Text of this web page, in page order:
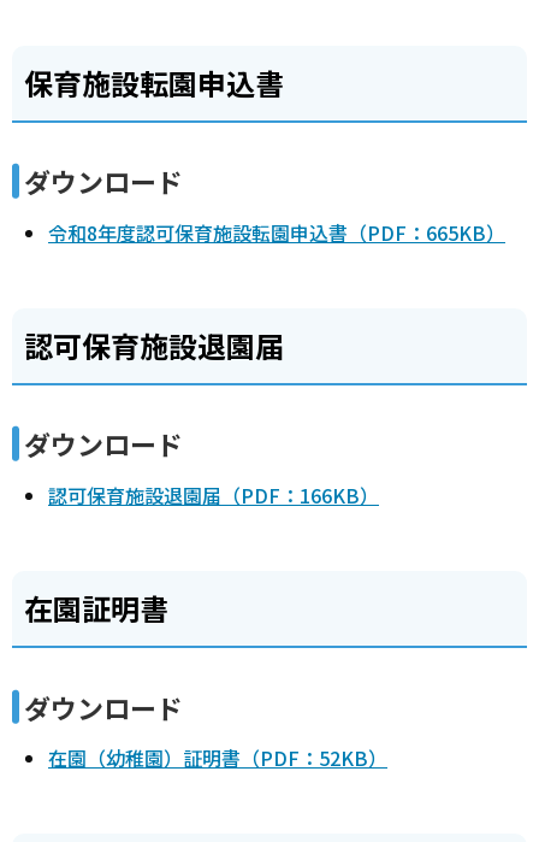
保育施設転園申込書
ダウンロード
令和8年度認可保育施設転園申込書（PDF：665KB）
認可保育施設退園届
ダウンロード
認可保育施設退園届（PDF：166KB）
在園証明書
ダウンロード
在園（幼稚園）証明書（PDF：52KB）